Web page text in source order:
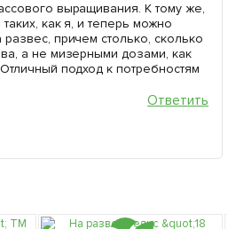
выращивания. К тому же,
как я, и теперь можно
причем столько, сколько
а не мизерными дозами, как
подход к потребностям
Ответить